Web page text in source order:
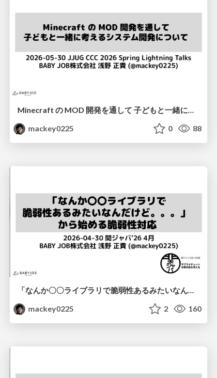
mackey0225
0 88
「なんか〇〇ライブラリで脆弱性あるみたいなんだけど。。。」から始める脆弱性対応 / First Steps in Vulnerability Response
mackey0225
2 160